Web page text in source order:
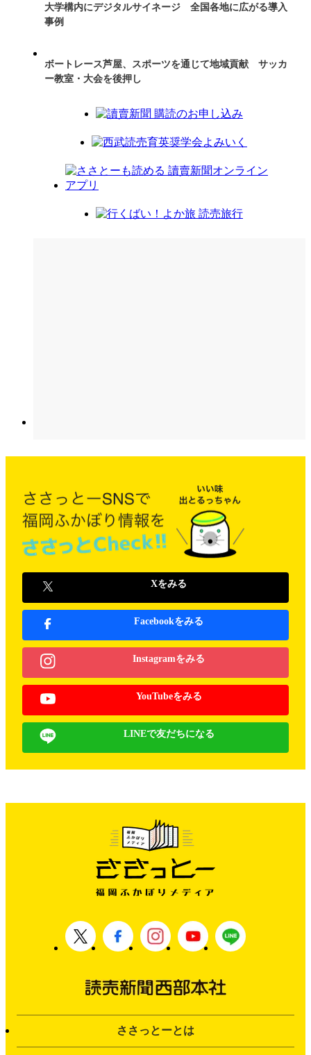
大学構内にデジタルサイネージ 全国各地に広がる導入
事例
ボートレース芦屋、スポーツを通じて地域貢献 サッカ
ー教室・大会を後押し
Xをみる
Facebookをみる
Instagramをみる
YouTubeをみる
LINEで友だちになる
ささっとーとは